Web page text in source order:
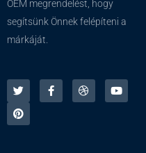
OEM megrendelést, hogy
segítsünk Önnek felépíteni a
márkáját.
w
i
t
e
a
c
e
s
e
p
o
u
t
i
n
e
r